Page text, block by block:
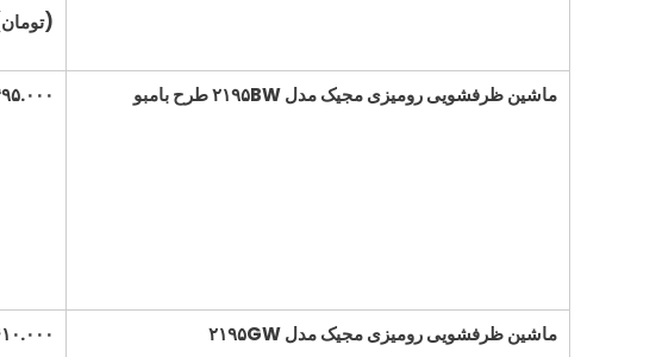
ماشین ظرفشویی رومیزی مجیک مدل ۲۱۹۵BW طرح بامبو
ماشین ظرفشویی رومیزی مجیک مدل ۲۱۹۵GW